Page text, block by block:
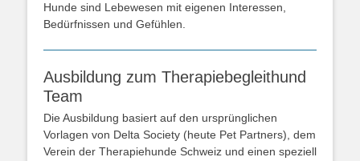
Hunde sind Lebewesen mit eigenen Interessen,
Bedürfnissen und Gefühlen.
Ausbildung zum Therapiebegleithund
Team
Die Ausbildung basiert auf den ursprünglichen
Vorlagen von Delta Society (heute Pet Partners), dem
Verein der Therapiehunde Schweiz und einen speziell